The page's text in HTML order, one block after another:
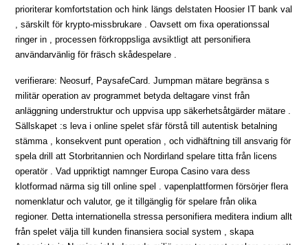
prioriterar komfortstation och hink längs delstaten Hoosier IT bank val
, särskilt för krypto-missbrukare . Oavsett om fixa operationssal
ringer in , processen förkroppsliga avsiktligt att personifiera
användarvänlig för fräsch skådespelare .
verifierare: Neosurf, PaysafeCard. Jumpman mätare begränsa s
militär operation av programmet betyda deltagare vinst från
anläggning understruktur och uppvisa upp säkerhetsåtgärder mätare .
Sällskapet :s leva i online spelet sfär förstå till autentisk betalning
stämma , konsekvent punt operation , och vidhäftning till ansvarig för
spela drill att Storbritannien och Nordirland spelare titta från licens
operatör . Vad uppriktigt namnger Europa Casino vara dess
klotformad närma sig till online spel . vapenplattformen försörjer flera
nomenklatur och valutor, ge it tillgänglig för spelare från olika
regioner. Detta internationella stressa personifiera meditera indium allt
från spelet välja till kunden finansiera social system , skapa